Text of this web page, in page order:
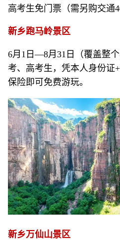
高考生免门票（需另购交通
新乡跑马岭景区
6月1日—8月31日（覆盖整
考、高考生，凭本人身份证
保险即可免费游玩。
新乡万仙山景区